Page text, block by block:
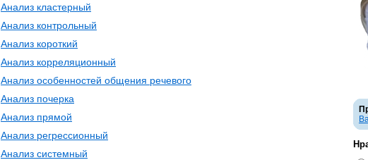
Анализ кластерный
Анализ контрольный
Анализ короткий
Анализ корреляционный
Анализ особенностей общения речевого
Анализ почерка
Анализ прямой
Анализ регрессионный
Анализ системный